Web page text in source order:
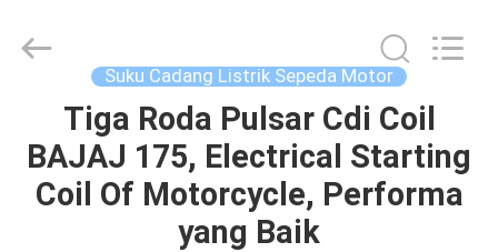
RUMAH
PRODUK
Spare
Parts
Suku Cadang Listrik Sepeda Motor
Tiga Roda Pulsar Cdi Coil
BAJAJ 175, Electrical Starting
Coil Of Motorcycle, Performa
yang Baik